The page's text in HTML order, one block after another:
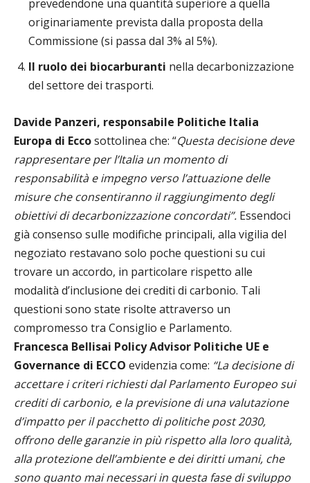
prevedendone una quantità superiore a quella
originariamente prevista dalla proposta della
Commissione (si passa dal 3% al 5%).
Il ruolo dei biocarburanti nella decarbonizzazione
del settore dei trasporti.
Davide Panzeri, responsabile Politiche Italia
Europa di Eccosottolinea che: “Questa decisione deve
rappresentare per l’Italia un momento di
responsabilità e impegno verso l’attuazione delle
misure che consentiranno il raggiungimento degli
obiettivi di decarbonizzazione concordati”. Essendoci
già consenso sulle modifiche principali, alla vigilia del
negoziato restavano solo poche questioni su cui
trovare un accordo, in particolare rispetto alle
modalità d’inclusione dei crediti di carbonio. Tali
questioni sono state risolte attraverso un
compromesso tra Consiglio e Parlamento.
Francesca Bellisai Policy Advisor Politiche UE e
Governance di ECCO evidenzia come: “La decisione di
accettare i criteri richiesti dal Parlamento Europeo sui
crediti di carbonio, e la previsione di una valutazione
d’impatto per il pacchetto di politiche post 2030,
offrono delle garanzie in più rispetto alla loro qualità,
alla protezione dell’ambiente e dei diritti umani, che
sono quanto mai necessari in questa fase di sviluppo